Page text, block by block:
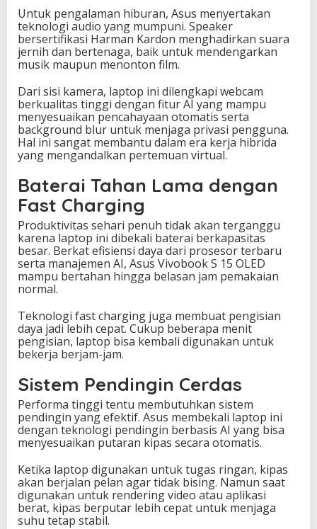
Untuk pengalaman hiburan, Asus menyertakan
teknologi audio yang mumpuni. Speaker
bersertifikasi Harman Kardon menghadirkan suara
jernih dan bertenaga, baik untuk mendengarkan
musik maupun menonton film.
Dari sisi kamera, laptop ini dilengkapi webcam
berkualitas tinggi dengan fitur AI yang mampu
menyesuaikan pencahayaan otomatis serta
background blur untuk menjaga privasi pengguna.
Hal ini sangat membantu dalam era kerja hibrida
yang mengandalkan pertemuan virtual.
Baterai Tahan Lama dengan
Fast Charging
Produktivitas sehari penuh tidak akan terganggu
karena laptop ini dibekali baterai berkapasitas
besar. Berkat efisiensi daya dari prosesor terbaru
serta manajemen AI, Asus Vivobook S 15 OLED
mampu bertahan hingga belasan jam pemakaian
normal.
Teknologi fast charging juga membuat pengisian
daya jadi lebih cepat. Cukup beberapa menit
pengisian, laptop bisa kembali digunakan untuk
bekerja berjam-jam.
Sistem Pendingin Cerdas
Performa tinggi tentu membutuhkan sistem
pendingin yang efektif. Asus membekali laptop ini
dengan teknologi pendingin berbasis AI yang bisa
menyesuaikan putaran kipas secara otomatis.
Ketika laptop digunakan untuk tugas ringan, kipas
akan berjalan pelan agar tidak bising. Namun saat
digunakan untuk rendering video atau aplikasi
berat, kipas berputar lebih cepat untuk menjaga
suhu tetap stabil.